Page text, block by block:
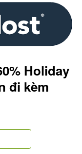
Holiday
đi kèm